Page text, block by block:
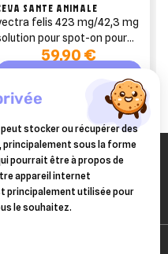
SANTE ANIMALE
felis 423 mg/42,3 mg
pour spot-on pour
chats 12 pipettes
59,90 €
Ajouter au panier
stocker ou récupérer des
sous la forme
pourrait être à propos de
appareil internet
principalement utilisée pour
le souhaitez.